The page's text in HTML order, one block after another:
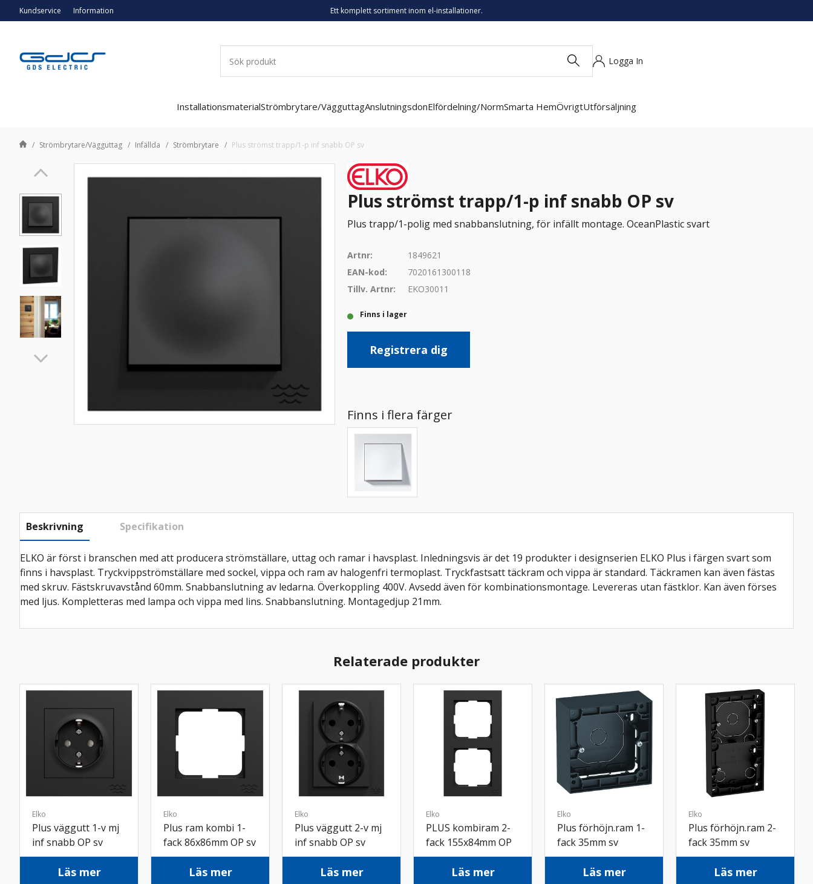
Kundservice Information Ett komplett sortiment inom el-installationer.
Logga In
InstallationsmaterialStrömbrytare/VägguttagAnslutningsdonElfördelning/NormSmarta HemÖvrigtUtförsäljning
Strömbrytare/Vägguttag Infällda Strömbrytare Plus strömst trapp/1-p inf snabb OP sv
Plus strömst trapp/1-p inf snabb OP sv
Plus trapp/1-polig med snabbanslutning, för infällt montage. OceanPlastic svart
Artnr:
1849621
EAN-kod:
7020161300118
Tillv. Artnr:
EKO30011
Finns i lager
Registrera dig
Finns i flera färger
Beskrivning Specifikation
ELKO är först i branschen med att producera strömställare, uttag och ramar i havsplast. Inledningsvis är det 19 produkter i designserien ELKO Plus i färgen svart som
finns i havsplast. Tryckvippströmställare med sockel, vippa och ram av halogenfri termoplast. Tryckfastsatt täckram och vippa är standard. Täckramen kan även fästas
med skruv. Fästskruvavstånd 60mm. Snabbanslutning av ledarna. Överkoppling 400V. Avsedd även för kombinationsmontage. Levereras utan fästklor. Kan även förses
med ljus. Kompletteras med lampa och vippa med lins. Snabbanslutning. Montagedjup 21mm.
Relaterade produkter
Elko
Plus väggutt 1-v mj
inf snabb OP sv
Läs mer
Elko
Plus ram kombi 1-
fack 86x86mm OP sv
Läs mer
Elko
Plus väggutt 2-v mj
inf snabb OP sv
Läs mer
Elko
PLUS kombiram 2-
fack 155x84mm OP
sv
Läs mer
Elko
Plus förhöjn.ram 1-
fack 35mm sv
Läs mer
Elko
Plus förhöjn.ram 2-
fack 35mm sv
Läs mer